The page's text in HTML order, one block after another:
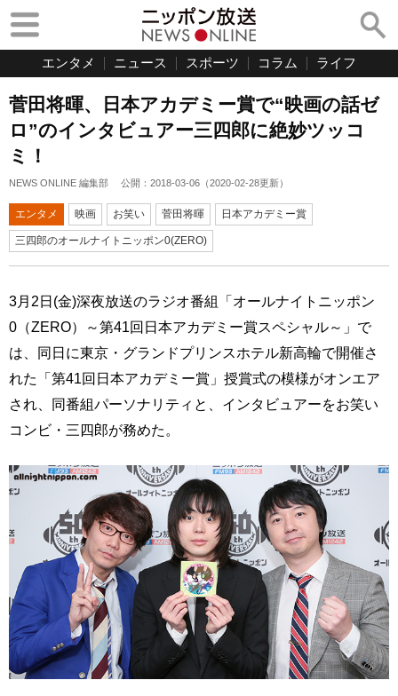
エンタメ ニュース スポーツ コラム ライフ
菅田将暉、日本アカデミー賞で“映画の話ゼ
ロ”のインタビュアー三四郎に絶妙ツッコ
ミ！
NEWS ONLINE 編集部 公開： 2018-03-06 （2020-02-28更新）
エンタメ 映画 お笑い 菅田将暉 日本アカデミー賞
三四郎のオールナイトニッポン0(ZERO)
3月2日(金)深夜放送のラジオ番組「オールナイトニッポン
0（ZERO）～第41回日本アカデミー賞スペシャル～」で
は、同日に東京・グランドプリンスホテル新高輪で開催さ
れた「第41回日本アカデミー賞」授賞式の模様がオンエア
され、同番組パーソナリティと、インタビュアーをお笑い
コンビ・三四郎が務めた。